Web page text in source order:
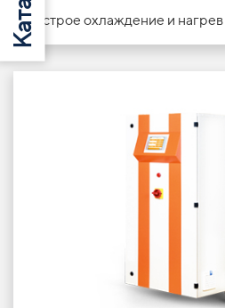
Быстрое охлаждение и нагрев